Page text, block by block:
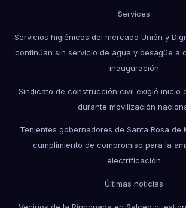
Services
Servicios higiénicos del mercado Unión y
continúan sin servicio de agua y desagüe a
inauguración
Sindicato de construcción civil exigió inicio
durante movilización
Tenientes gobernadores de Santa Rosa de
cumplimiento de compromiso para la
electrificación
Últimas noticias